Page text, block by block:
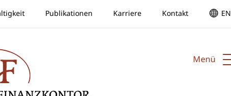
Publikationen Karriere Kontakt EN
Menü